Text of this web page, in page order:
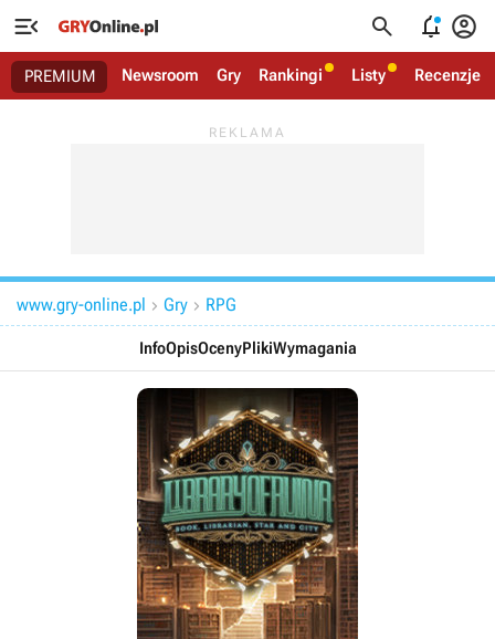
   
PREMIUM Newsroom Gry Rankingi Listy Recenzje
www.gry-online.pl  Gry  RPG
InfoOpisOcenyPlikiWymagania